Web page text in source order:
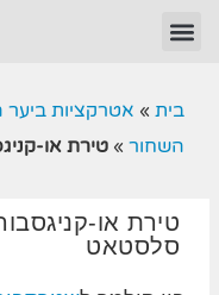
בית » אטרקציות
השחור » טירת או-
טירת או-
סלסטאט